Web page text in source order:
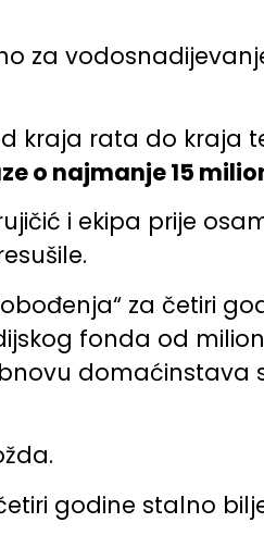
za
kraja rata do
o najmanje 15
i ekipa prije
za četiri
fonda od
domaćinstava
godine stalno